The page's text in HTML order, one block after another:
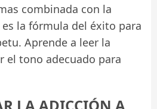
combinada con la
la fórmula del éxito para
Aprende a leer la
el tono adecuado para
LA ADICCIÓN A